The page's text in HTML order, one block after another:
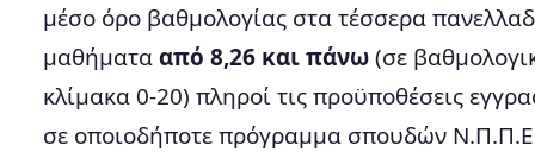
μέσο όρο βαθμολογίας στα τέσσερα
μαθήματααπό 8,26 και πάνω(σε
κλίμακα 0-20) πληροί τις προϋποθέσεις
σε οποιοδήποτε πρόγραμμα σπουδών